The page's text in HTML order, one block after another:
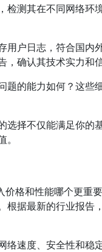
检测其在不同网络环
用户日志，符合国内
确认其技术实力和信
题的能力如何？这些
择不仅能满足你的
格和性能哪个更重要
根据最新的行业报告
络速度、安全性和稳